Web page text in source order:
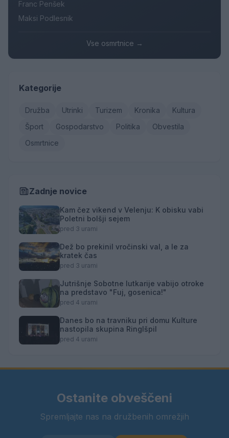
Franc Penšek
Maksi Podlesnik
Vse osmrtnice →
Kategorije
Družba Utrinki Turizem Kronika
Kultura
Šport
Gospodarstvo Politika
Obvestila
Osmrtnice
Zadnje novice
Kam čez vikend v Velenju: K obisku vabi
Poletni bolšji sejem
pred 3 urami
Dež bo prekinil vročinski val, a le za
kratek čas
pred 3 urami
Jutrišnje Sobotne lutkarije vabijo otroke
na predstavo "Fuj, gosenica!"
pred 4 urami
Danes bo na travniku pri domu Kulture
nastopila skupina Ringlšpil
pred 4 urami
Ostanite obveščeni
Spremljajte nas na družbenih omrežjih